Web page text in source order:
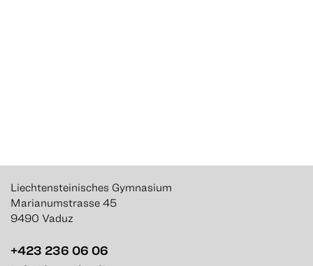
Liechtensteinisches Gymnasium
Marianumstrasse 45
9490 Vaduz
+423 236 06 06